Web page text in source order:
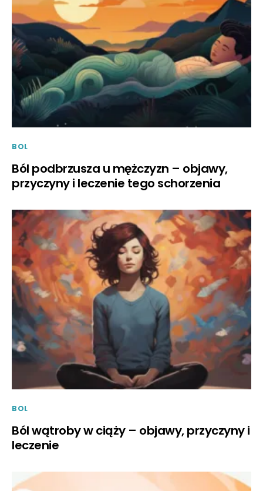
BOL
Ból podbrzusza u mężczyzn – objawy,
przyczyny i leczenie tego schorzenia
BOL
Ból wątroby w ciąży – objawy, przyczyny i
leczenie